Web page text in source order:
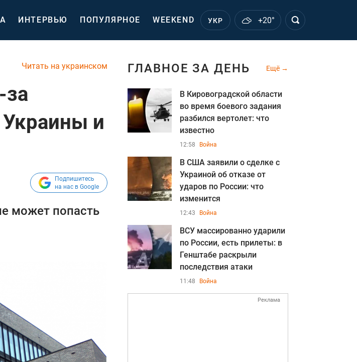
ИНТЕРВЬЮ ПОПУЛЯРНОЕ WEEKEND УКР +20°
Читать на украинском
за
и
Подпишитесь
на нас в Google
может попасть
ГЛАВНОЕ ЗА ДЕНЬ Ещё
В Кировоградской области
во время боевого задания
разбился вертолет: что
известно
12:58 Война
В США заявили о сделке с
Украиной об отказе от
ударов по России: что
изменится
12:43 Война
ВСУ массированно ударили
по России, есть прилеты: в
Генштабе раскрыли
последствия атаки
11:48 Война
Реклама